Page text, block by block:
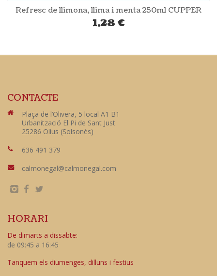
Refresc de llimona, llima i menta 250ml CUPPER
1,28 €
CONTACTE
Plaça de l’Olivera, 5 local A1 B1
Urbanització El Pi de Sant Just
25286 Olius (Solsonès)
636 491 379
calmonegal@calmonegal.com
HORARI
De dimarts a dissabte:
de 09:45 a 16:45
Tanquem els diumenges, dilluns i festius